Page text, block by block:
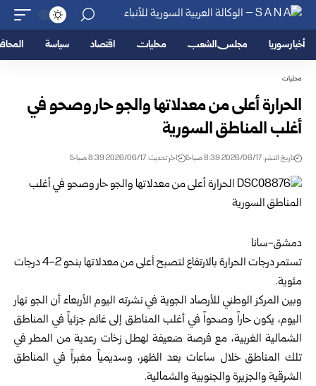
أخبار سوريا مجلس الشعب محليات اقتصاد سياسة
محليات
الحرارة أعلى من معدلاتها والجو حار وصحو في
أغلب المناطق السورية
تاريخ النشر: 2026/06/17 8:39 صباحًا اخر تحديث: 2026/06/17 8:39 صباحًا
دمشق-سانا
تستمر درجات الحرارة بالارتفاع لتصبح أعلى من معدلاتها بنحو 2-4 درجات
مئوية.
وبين المركز الوطني للأرصاد الجوية في نشرته اليوم الأربعاء أن الجو نهار
اليوم، يكون حاراً وصحواً في أغلب المناطق إلى غائم جزئياً في المناطق
الشمالية الغربية، مع فرصة ضعيفة لهطل زخات رعدية من المطر في
تلك المناطق خلال ساعات بعد الظهر، وسديمياً مغبراً في المناطق
الشرقية والجزيرة والجنوبية والشمالية.